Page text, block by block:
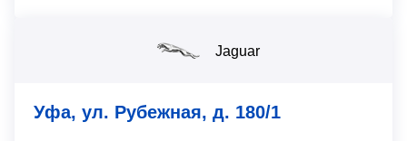
Jaguar
Уфа, ул. Рубежная, д. 180/1